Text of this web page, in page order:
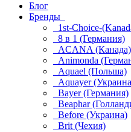
Блог
Бренды
1st-Choice-
8 в 1 (Германия)
ACANA (Канада)
Animonda
Aquael (Польша)
Aquayer
Bayer (Германия)
Beaphar
Before (Украина)
Brit (Чехия)